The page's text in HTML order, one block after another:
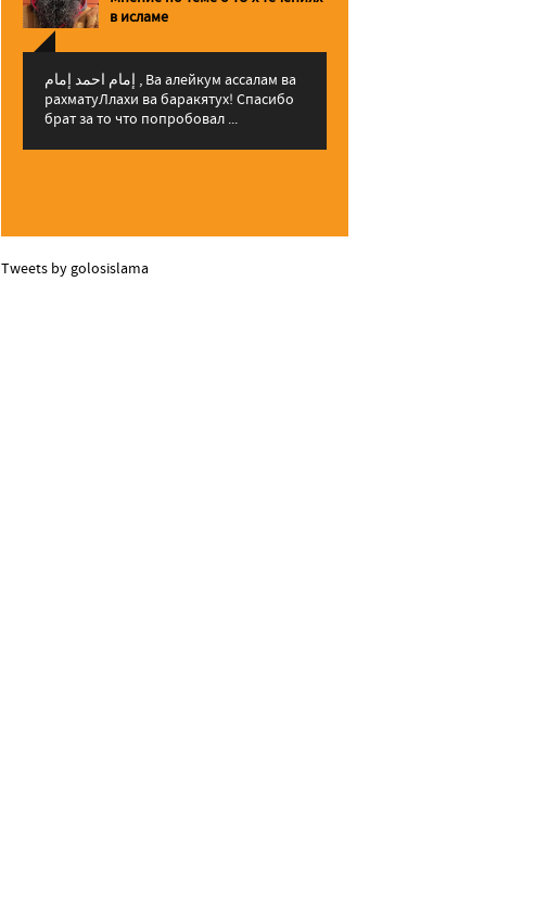
в исламе
إمام احمد إمام , Ва алейкум ассалам ва
рахматуЛлахи ва баракятух! Спасибо
брат за то что попробовал ...
Tweets by golosislama